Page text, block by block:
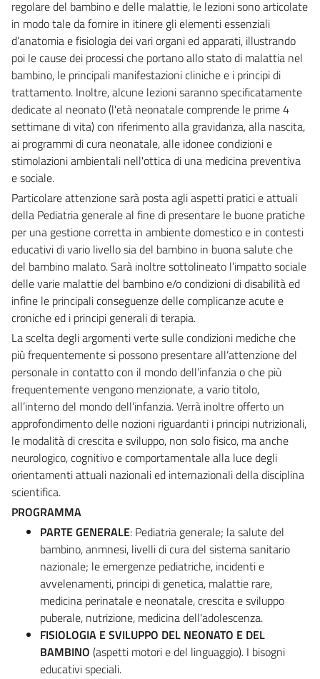
regolare del bambino e delle malattie, le lezioni sono articolate
in modo tale da fornire in itinere gli elementi essenziali
d’anatomia e fisiologia dei vari organi ed apparati, illustrando
poi le cause dei processi che portano allo stato di malattia nel
bambino, le principali manifestazioni cliniche e i principi di
trattamento. Inoltre, alcune lezioni saranno specificatamente
dedicate al neonato (l'età neonatale comprende le prime 4
settimane di vita) con riferimento alla gravidanza, alla nascita,
ai programmi di cura neonatale, alle idonee condizioni e
stimolazioni ambientali nell'ottica di una medicina preventiva
e sociale.
Particolare attenzione sarà posta agli aspetti pratici e attuali
della Pediatria generale al fine di presentare le buone pratiche
per una gestione corretta in ambiente domestico e in contesti
educativi di vario livello sia del bambino in buona salute che
del bambino malato. Sarà inoltre sottolineato l’impatto sociale
delle varie malattie del bambino e/o condizioni di disabilità ed
infine le principali conseguenze delle complicanze acute e
croniche ed i principi generali di terapia.
La scelta degli argomenti verte sulle condizioni mediche che
più frequentemente si possono presentare all’attenzione del
personale in contatto con il mondo dell’infanzia o che più
frequentemente vengono menzionate, a vario titolo,
all’interno del mondo dell’infanzia. Verrà inoltre offerto un
approfondimento delle nozioni riguardanti i principi nutrizionali,
le modalità di crescita e sviluppo, non solo fisico, ma anche
neurologico, cognitivo e comportamentale alla luce degli
orientamenti attuali nazionali ed internazionali della disciplina
scientifica.
PROGRAMMA
PARTE GENERALE: Pediatria generale; la salute del
bambino, anmnesi, livelli di cura del sistema sanitario
nazionale; le emergenze pediatriche, incidenti e
avvelenamenti, principi di genetica, malattie rare,
medicina perinatale e neonatale, crescita e sviluppo
puberale, nutrizione, medicina dell'adolescenza.
FISIOLOGIA E SVILUPPO DEL NEONATO E DEL
BAMBINO (aspetti motori e del linguaggio). I bisogni
educativi speciali.